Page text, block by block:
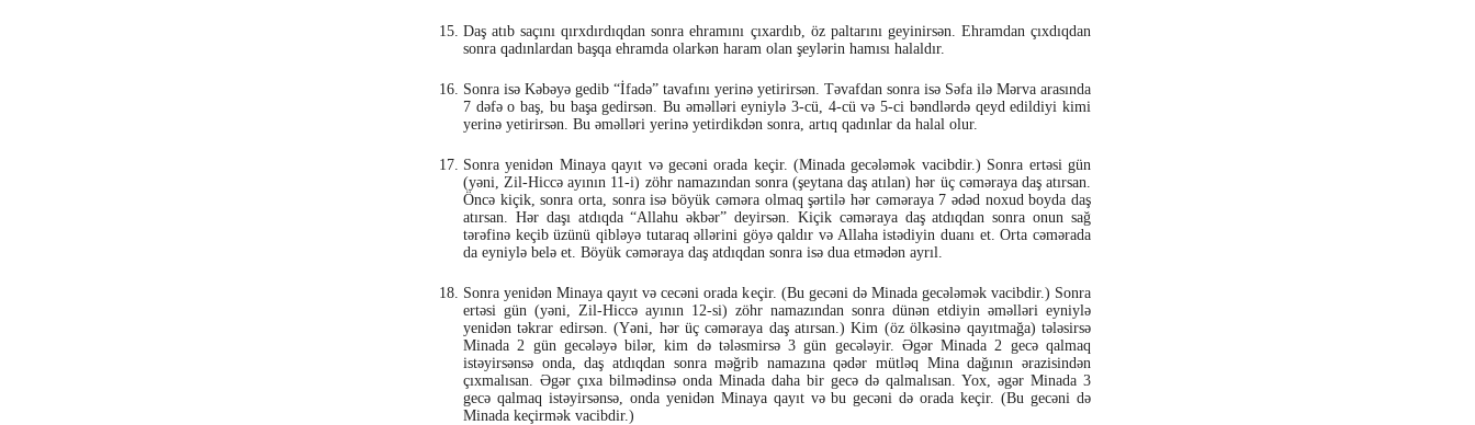
Daş atıb saçını qırxdırdıqdan sonra ehramını çıxardıb, öz paltarını geyinirsən. Ehramdan çıxdıqdan
sonra qadınlardan başqa ehramda olarkən haram olan şeylərin hamısı halaldır.
Sonra isə Kəbəyə gedib “İfadə” tavafını yerinə yetirirsən. Təvafdan sonra isə Səfa ilə Mərva arasında
7 dəfə o baş, bu başa gedirsən. Bu əməlləri eyniylə 3-cü, 4-cü və 5-ci bəndlərdə qeyd edildiyi kimi
yerinə yetirirsən. Bu əməlləri yerinə yetirdikdən sonra, artıq qadınlar da halal olur.
Sonra yenidən Minaya qayıt və gecəni orada keçir. (Minada gecələmək vacibdir.) Sonra ertəsi gün
(yəni, Zil-Hiccə ayının 11-i) zöhr namazından sonra (şeytana daş atılan) hər üç cəməraya daş atırsan.
Öncə kiçik, sonra orta, sonra isə böyük cəməra olmaq şərtilə hər cəməraya 7 ədəd noxud boyda daş
atırsan. Hər daşı atdıqda “Allahu əkbər” deyirsən. Kiçik cəməraya daş atdıqdan sonra onun sağ
tərəfinə keçib üzünü qibləyə tutaraq əllərini göyə qaldır və Allaha istədiyin duanı et. Orta cəmərada
da eyniylə belə et. Böyük cəməraya daş atdıqdan sonra isə dua etmədən ayrıl.
Sonra yenidən Minaya qayıt və cecəni orada keçir. (Bu gecəni də Minada gecələmək vacibdir.) Sonra
ertəsi gün (yəni, Zil-Hiccə ayının 12-si) zöhr namazından sonra dünən etdiyin əməlləri eyniylə
yenidən təkrar edirsən. (Yəni, hər üç cəməraya daş atırsan.) Kim (öz ölkəsinə qayıtmağa) tələsirsə
Minada 2 gün gecələyə bilər, kim də tələsmirsə 3 gün gecələyir. Əgər Minada 2 gecə qalmaq
istəyirsənsə onda, daş atdıqdan sonra məğrib namazına qədər mütləq Mina dağının ərazisindən
çıxmalısan. Əgər çıxa bilmədinsə onda Minada daha bir gecə də qalmalısan. Yox, əgər Minada 3
gecə qalmaq istəyirsənsə, onda yenidən Minaya qayıt və bu gecəni də orada keçir. (Bu gecəni də
Minada keçirmək vacibdir.)